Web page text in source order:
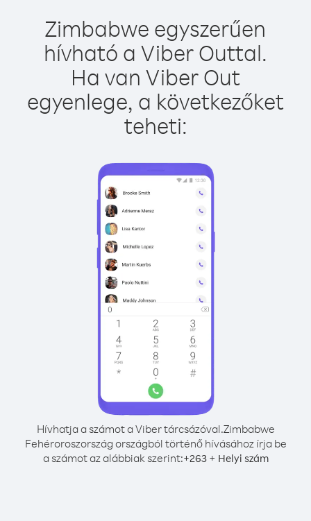
Zimbabwe egyszerűen
hívható a Viber Outtal.
Ha van Viber Out
egyenlege, a következőket
teheti:
Hívhatja a számot a Viber tárcsázóval.Zimbabwe
Fehéroroszország országból történő hívásához írja be
a számot az alábbiak szerint:+263+ Helyi szám